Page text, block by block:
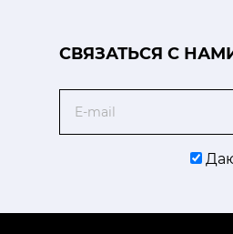
CВЯЗАТЬСЯ С